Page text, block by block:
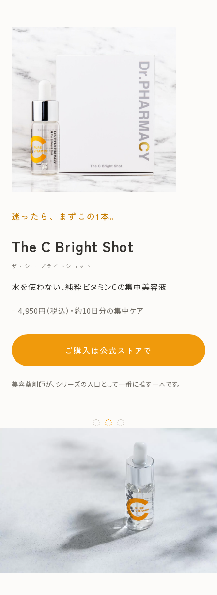
迷ったら、まずこの1本。
The C Bright Shot
ザ・シー ブライトショット
水を使わない、純粋ビタミンCの集中美容液
− 4,950円（税込）・約10日分の集中ケア
ご購入は公式ストアで
美容薬剤師が、シリーズの入口として一番に推す一本です。